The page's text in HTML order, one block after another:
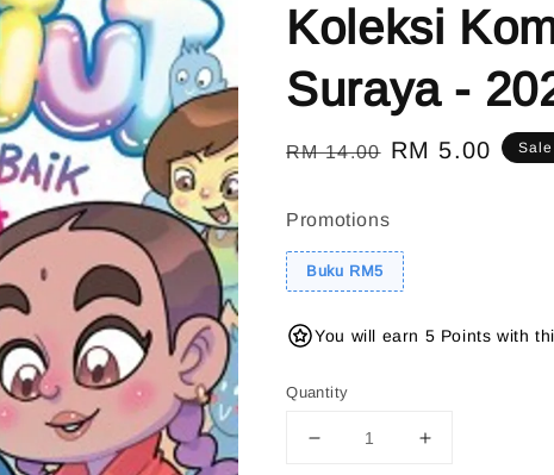
Koleksi
Suraya -
Regular
RM 14.00 Sale
RM 5.00 Sale
Promotions
Buku RM5
You will earn 5 Points with
Quantity